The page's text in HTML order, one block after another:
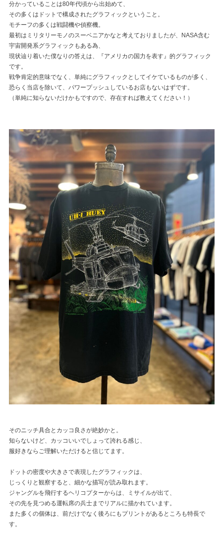
分かっていることは80年代頃から出始めて、
その多くはドットで構成されたグラフィックということ。
モチーフの多くは戦闘機や偵察機。
最初はミリタリーモノのスーベニアかなと考えておりましたが、NASA含む
宇宙開発系グラフィックもある為、
現状辿り着いた僕なりの答えは、『アメリカの国力を表す』的グラフィック
です。
戦争肯定的意味でなく、単純にグラフィックとしてイケているものが多く、
恐らく当店を除いて、パワープッシュしているお店もないはずです。
（単純に知らないだけかもですので、存在すれば教えてください！）
そのニッチ具合とカッコ良さが絶妙かと。
知らないけど、カッコいいでしょって誇れる感じ、
服好きならご理解いただけると信じてます。
ドットの密度や大きさで表現したグラフィックは、
じっくりと観察すると、細かな描写が読み取れます。
ジャングルを飛行するヘリコプターからは、ミサイルが出て、
その先を見つめる運転席の兵士までリアルに描かれています。
また多くの個体は、前だけでなく後ろにもプリントがあるところも特長で
す。